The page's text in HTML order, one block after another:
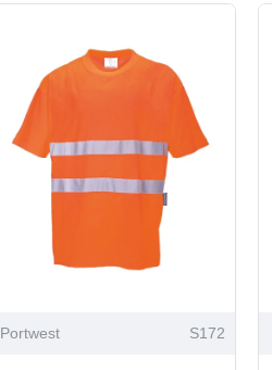
Portwest S172